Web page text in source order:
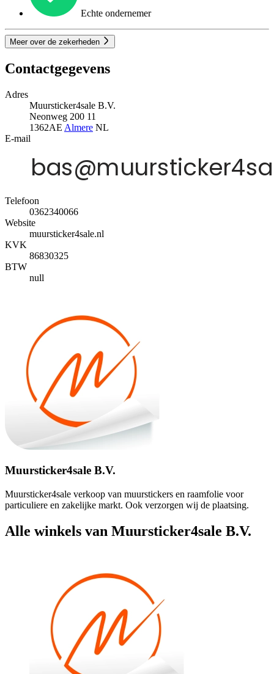
Echte ondernemer
Meer over de zekerheden
Contactgegevens
Adres
Muursticker4sale B.V.
Neonweg 200 11
1362AE Almere NL
E-mail
Telefoon
0362340066
Website
muursticker4sale.nl
KVK
86830325
BTW
null
Muursticker4sale B.V.
Muursticker4sale verkoop van muurstickers en raamfolie voor
particuliere en zakelijke markt. Ook verzorgen wij de plaatsing.
Alle winkels van Muursticker4sale B.V.